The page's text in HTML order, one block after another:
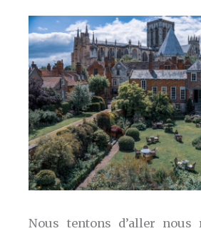
Nous tentons d’aller nous